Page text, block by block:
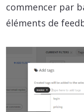
commencer par
éléments de